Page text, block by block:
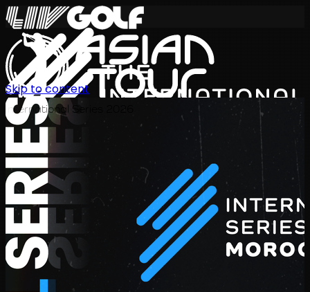
International Series 2026
TH
Skip to content